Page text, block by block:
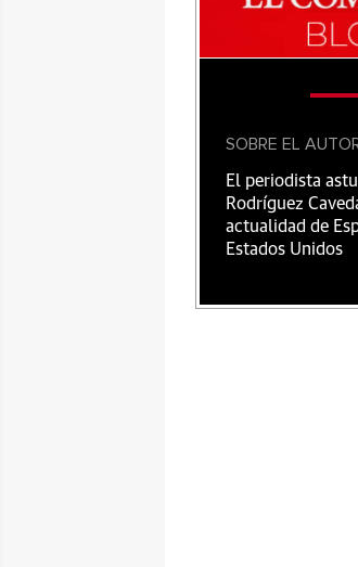
SOBRE EL
El periodista
Rodríguez
actualidad de
Estados Unidos